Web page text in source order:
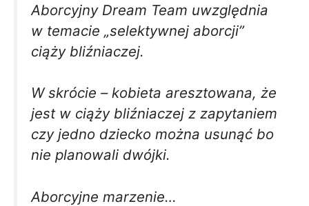
Aborcyjny Dream Team uwzględnia
w temacie „selektywnej aborcji”
ciąży bliźniaczej.
W skrócie – kobieta aresztowana, że ​​
jest w ciąży bliźniaczej z zapytaniem
czy jedno dziecko można usunąć bo
nie planowali dwójki.
Aborcyjne marzenie…